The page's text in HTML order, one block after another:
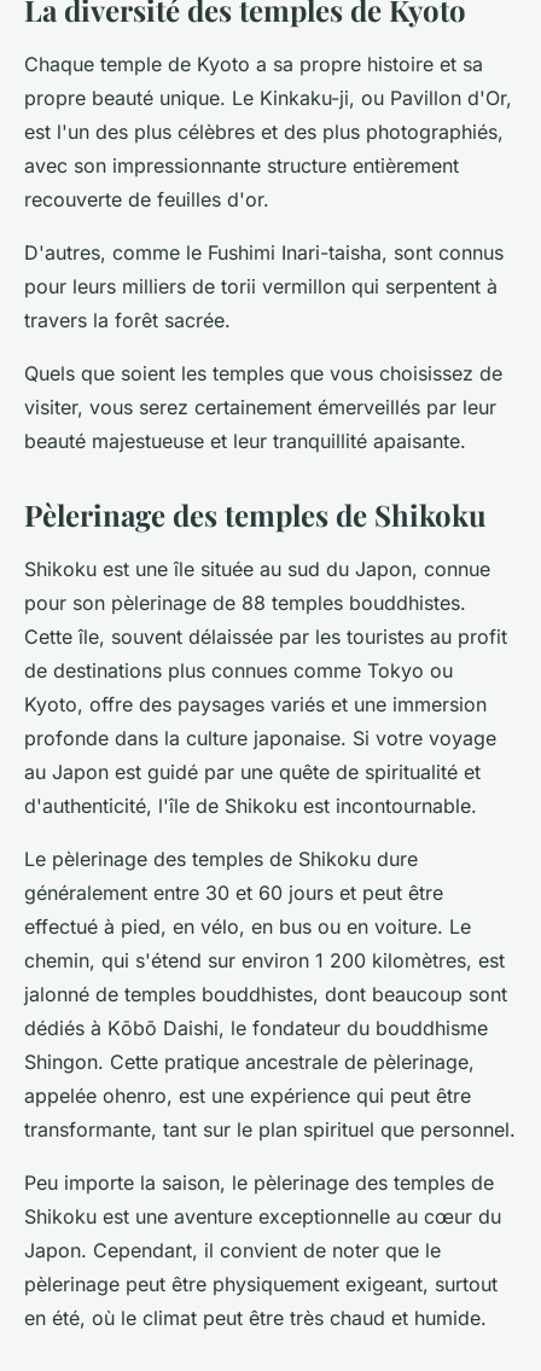
La diversité des temples de Kyoto
Chaque temple de Kyoto a sa propre histoire et sa
propre beauté unique. Le Kinkaku-ji, ou Pavillon d'Or,
est l'un des plus célèbres et des plus photographiés,
avec son impressionnante structure entièrement
recouverte de feuilles d'or.
D'autres, comme le Fushimi Inari-taisha, sont connus
pour leurs milliers de torii vermillon qui serpentent à
travers la forêt sacrée.
Quels que soient les temples que vous choisissez de
visiter, vous serez certainement émerveillés par leur
beauté majestueuse et leur tranquillité apaisante.
Pèlerinage des temples de Shikoku
Shikoku est une île située au sud du Japon, connue
pour son pèlerinage de 88 temples bouddhistes.
Cette île, souvent délaissée par les touristes au profit
de destinations plus connues comme Tokyo ou
Kyoto, offre des paysages variés et une immersion
profonde dans la culture japonaise. Si votre voyage
au Japon est guidé par une quête de spiritualité et
d'authenticité, l'île de Shikoku est incontournable.
Le pèlerinage des temples de Shikoku dure
généralement entre 30 et 60 jours et peut être
effectué à pied, en vélo, en bus ou en voiture. Le
chemin, qui s'étend sur environ 1 200 kilomètres, est
jalonné de temples bouddhistes, dont beaucoup sont
dédiés à Kōbō Daishi, le fondateur du bouddhisme
Shingon. Cette pratique ancestrale de pèlerinage,
appelée ohenro, est une expérience qui peut être
transformante, tant sur le plan spirituel que personnel.
Peu importe la saison, le pèlerinage des temples de
Shikoku est une aventure exceptionnelle au cœur du
Japon. Cependant, il convient de noter que le
pèlerinage peut être physiquement exigeant, surtout
en été, où le climat peut être très chaud et humide.